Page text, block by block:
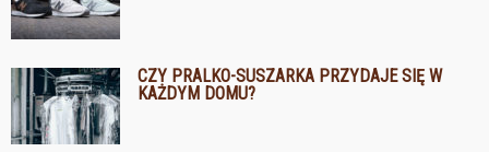
CZY PRALKO-SUSZARKA PRZYDAJE SIĘ W
KAŻDYM DOMU?